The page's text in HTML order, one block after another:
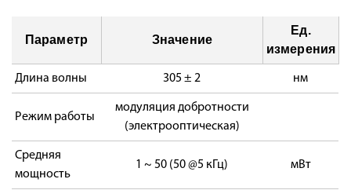
Параметр Значение
Ед.
измерения
Длина волны 305 ± 2 нм
Режим работы
модуляция добротности
(электрооптическая)
Средняя
мощность
1 ~ 50 (50 @5 кГц) мВт